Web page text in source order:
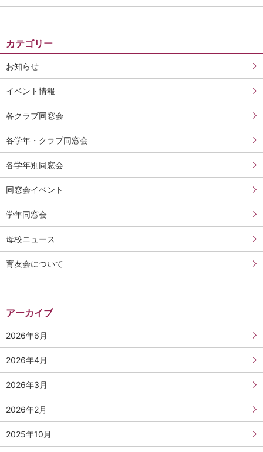
カテゴリー
お知らせ
イベント情報
各クラブ同窓会
各学年・クラブ同窓会
各学年別同窓会
同窓会イベント
学年同窓会
母校ニュース
育友会について
アーカイブ
2026年6月
2026年4月
2026年3月
2026年2月
2025年10月